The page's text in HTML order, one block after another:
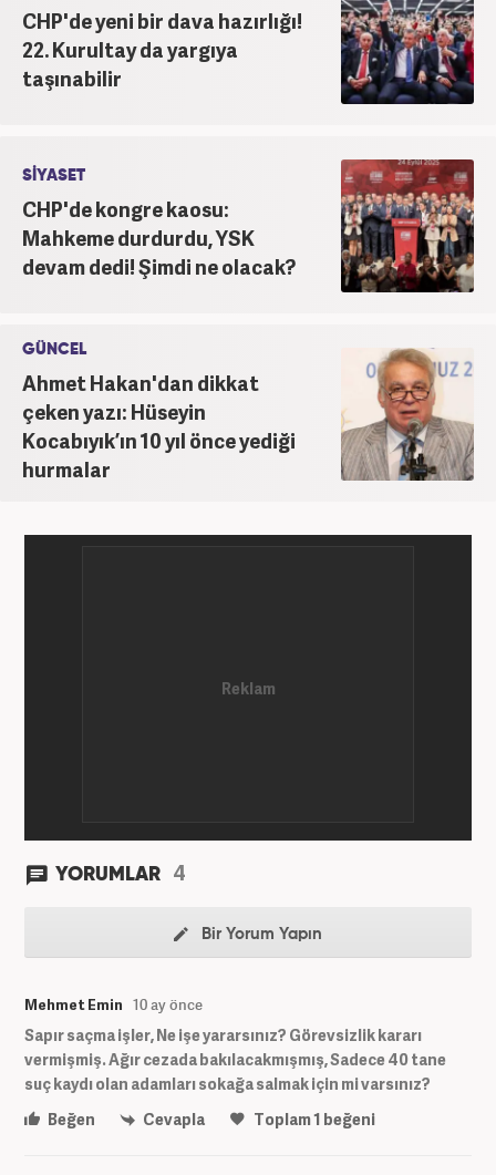
CHP'de yeni bir dava hazırlığı!
22. Kurultay da yargıya
taşınabilir
SİYASET
CHP'de kongre kaosu:
Mahkeme durdurdu, YSK
devam dedi! Şimdi ne olacak?
GÜNCEL
Ahmet Hakan'dan dikkat
çeken yazı: Hüseyin
Kocabıyık’ın 10 yıl önce yediği
hurmalar
YORUMLAR 4
Bir Yorum Yapın
Mehmet Emin 10 ay önce
Sapır saçma işler, Ne işe yararsınız? Görevsizlik kararı
vermişmiş. Ağır cezada bakılacakmışmış, Sadece 40 tane
suç kaydı olan adamları sokağa salmak için mi varsınız?
Beğen
Cevapla Toplam1 beğeni